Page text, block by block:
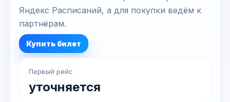
Яндекс Расписаний, а для покупки ведём к
партнёрам.
Купить билет
Первый рейс
уточняется